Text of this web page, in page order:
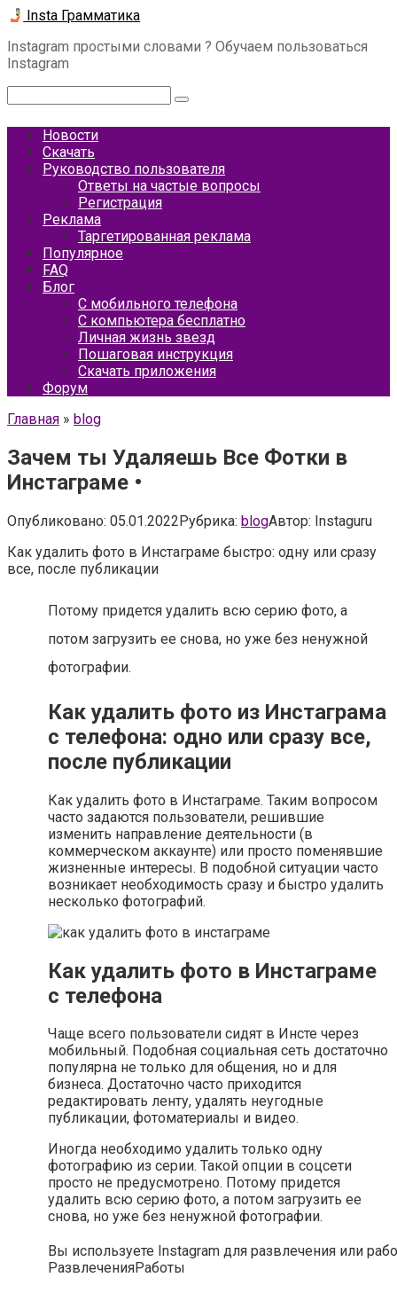
Перейти
контенту
Insta Грамматика
Instagram простыми словами ? Обучаем пользоваться
Instagram
Новости
Скачать
Руководство пользователя
Ответы на частые вопросы
Регистрация
Реклама
Таргетированная реклама
Популярное
FAQ
Блог
С мобильного телефона
С компьютера бесплатно
Личная жизнь звезд
Пошаговая инструкция
Скачать приложения
Форум
Главная » blog
Зачем ты Удаляешь Все Фотки в
Инстаграме •
Опубликовано: 05.01.2022Рубрика: blogАвтор: Instaguru
Как удалить фото в Инстаграме быстро: одну или сразу
все, после публикации
Потому придется удалить всю серию фото, а
потом загрузить ее снова, но уже без ненужной
фотографии.
Как удалить фото из Инстаграма
с телефона: одно или сразу все,
после публикации
Как удалить фото в Инстаграме. Таким вопросом
часто задаются пользователи, решившие
изменить направление деятельности (в
коммерческом аккаунте) или просто поменявшие
жизненные интересы. В подобной ситуации часто
возникает необходимость сразу и быстро удалить
несколько фотографий.
Как удалить фото в Инстаграме
с телефона
Чаще всего пользователи сидят в Инсте через
мобильный. Подобная социальная сеть достаточно
популярна не только для общения, но и для
бизнеса. Достаточно часто приходится
редактировать ленту, удалять неугодные
публикации, фотоматериалы и видео.
Иногда необходимо удалить только одну
фотографию из серии. Такой опции в соцсети
просто не предусмотрено. Потому придется
удалить всю серию фото, а потом загрузить ее
снова, но уже без ненужной фотографии.
Вы используете Instagram для развлечения или
РазвлеченияРаботы